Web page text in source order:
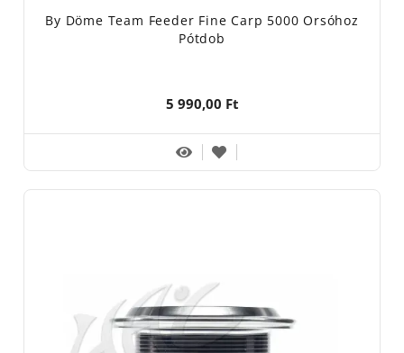
By Döme Team Feeder Fine Carp 5000 Orsóhoz
Pótdob
5 990,00 Ft